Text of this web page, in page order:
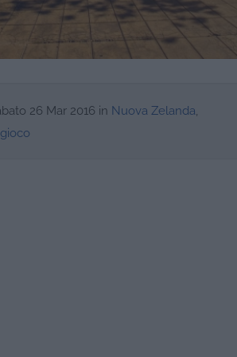
26 Mar 2016 in Nuova Zelanda